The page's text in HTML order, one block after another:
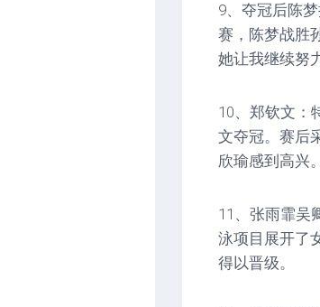
9、夺冠后陈
赛，陈梦战胜
她让我继续努
10、郑钦文：
文夺冠。赛后
欣瑜感到高兴。
11、张雨霏吴
泳项目展开了
得以晋级。